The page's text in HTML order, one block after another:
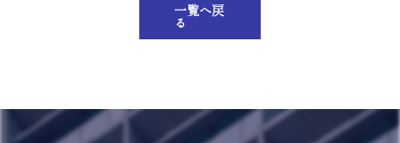
一覧へ戻
る